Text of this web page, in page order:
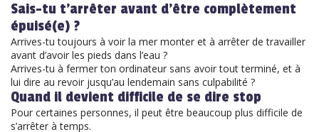
Sais-tu t’arrêter avant d’être complètement
épuisé(e) ?
Arrives-tu toujours à voir la mer monter et à arrêter de travailler
avant d’avoir les pieds dans l’eau ?
Arrives-tu à fermer ton ordinateur sans avoir tout terminé, et à
lui dire au revoir jusqu’au lendemain sans culpabilité ?
Quand il devient difficile de se dire stop
Pour certaines personnes, il peut être beaucoup plus difficile de
s’arrêter à temps.